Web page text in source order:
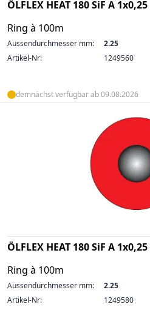
ÖLFLEX HEAT 180 SiF A
Ring à 100m
Aussendurchmesser mm:
2.25
Artikel-Nr:
1249560
demnächst verfügbar ab 09.08.2026
ÖLFLEX HEAT 180 SiF A 1x0,25
Ring à 100m
Aussendurchmesser mm:
2.25
Artikel-Nr:
1249580